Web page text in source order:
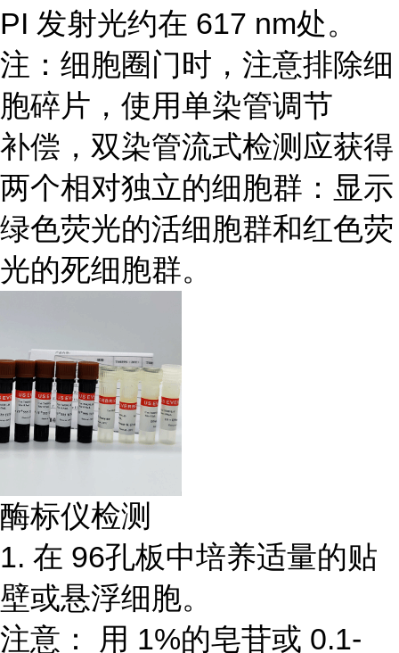
PI 发射光约在 617 nm处。
注：细胞圈门时，注意排除细
胞碎片，使用单染管调节
补偿，双染管流式检测应获得
两个相对独立的细胞群：显示
绿色荧光的活细胞群和红色荧
光的死细胞群。
酶标仪检测
1. 在 96孔板中培养适量的贴
壁或悬浮细胞。
注意： 用 1%的皂苷或 0.1-